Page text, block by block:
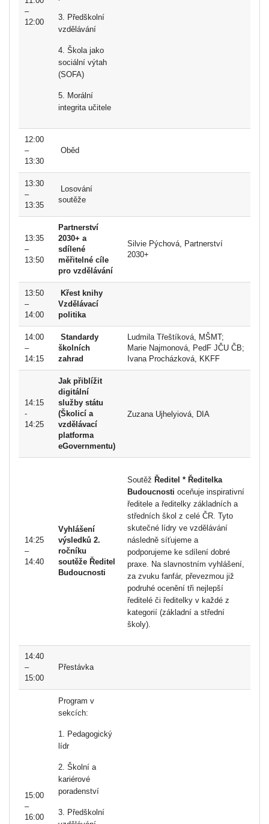
–
12:00
3. Předškolní
vzdělávání
4. Škola jako
sociální výtah
(SOFA)
5. Morální
integrita učitele
12:00
–
13:30
Oběd
13:30
–
13:35
Losování
soutěže
13:35
–
13:50
Partnerství
2030+ a
sdílené
měřitelné cíle
pro vzdělávání
Silvie Pýchová, Partnerství
2030+
13:50
–
14:00
Křest knihy
Vzdělávací
politika
14:00
–
14:15
Standardy
školních
zahrad
Ludmila Třeštíková, MŠMT;
Marie Najmonová, PedF JČU ČB;
Ivana Procházková, KKFF
14:15
-
14:25
Jak přiblížit
digitální
služby státu
(Školicí a
vzdělávací
platforma
eGovernmentu)
Zuzana Ujhelyiová, DIA
14:25
–
14:40
Vyhlášení
výsledků 2.
ročníku
soutěže Ředitel
Budoucnosti
Soutěž Ředitel * Ředitelka
Budoucnosti oceňuje inspirativní
ředitele a ředitelky základních a
středních škol z celé ČR. Tyto
skutečné lídry ve vzdělávání
následně síťujeme a
podporujeme ke sdílení dobré
praxe. Na slavnostním vyhlášení,
za zvuku fanfár, převezmou již
podruhé ocenění tři nejlepší
ředitelé či ředitelky v každé z
kategorií (základní a střední
školy).
14:40
–
15:00
Přestávka
15:00
–
16:00
Program v
sekcích:
1. Pedagogický
lídr
2. Školní a
kariérové
poradenství
3. Předškolní